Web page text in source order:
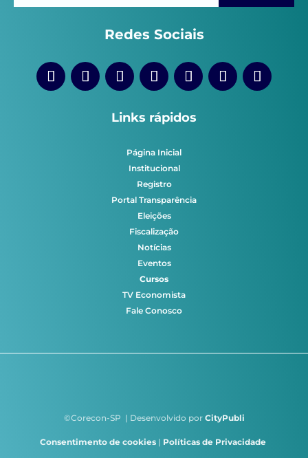
Redes Sociais
Links rápidos
Página Inicial
Institucional
Registro
Portal Transparência
Eleições
Fiscalização
Notícias
Eventos
Cursos
TV Economista
Fale Conosco
©Corecon-SP | Desenvolvido por CityPubli
Consentimento de cookies | Políticas de Privacidade